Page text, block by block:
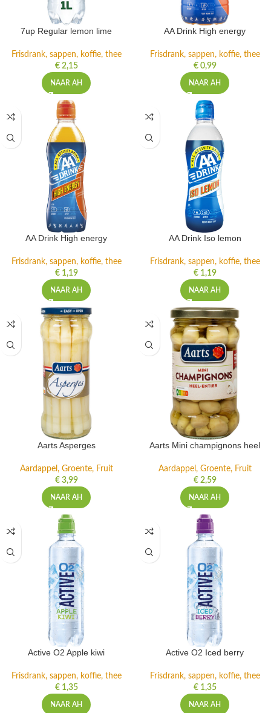
7up Regular lemon lime
Frisdrank, sappen, koffie, thee
€2,15
NAAR AH
AA Drink High energy
Frisdrank, sappen, koffie, thee
€0,99
NAAR AH
AA Drink High energy
Frisdrank, sappen, koffie, thee
€1,19
NAAR AH
AA Drink Iso lemon
Frisdrank, sappen, koffie, thee
€1,19
NAAR AH
Aarts Asperges
Aardappel, Groente, Fruit
€3,99
NAAR AH
Aarts Mini champignons heel
Aardappel, Groente, Fruit
€2,59
NAAR AH
Active O2 Apple kiwi
Frisdrank, sappen, koffie, thee
€1,35
NAAR AH
Active O2 Iced berry
Frisdrank, sappen, koffie, thee
€1,35
NAAR AH